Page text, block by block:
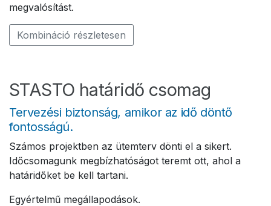
megvalósítást.
Kombináció részletesen
STASTO határidő csomag
Tervezési biztonság, amikor az idő döntő
fontosságú.
Számos projektben az ütemterv dönti el a sikert.
Időcsomagunk megbízhatóságot teremt ott, ahol a
határidőket be kell tartani.
Egyértelmű megállapodások.